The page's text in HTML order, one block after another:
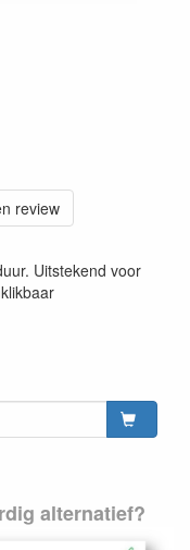
review
Uitstekend voor
alternatief?